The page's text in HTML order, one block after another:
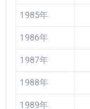
1985年
1986年
1987年
1988年
1989年